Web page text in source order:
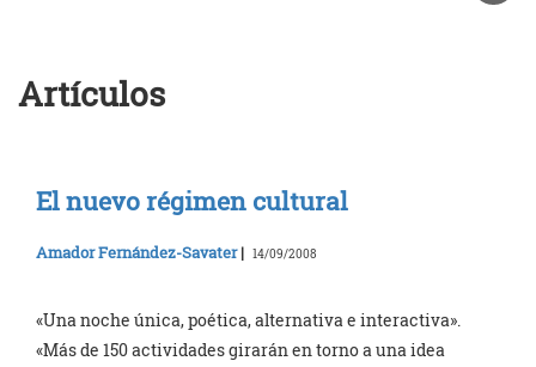
Artículos
El nuevo régimen cultural
Amador Fernández-Savater| 14/09/2008
«Una noche única, poética, alternativa e interactiva».
«Más de 150 actividades girarán en torno a una idea